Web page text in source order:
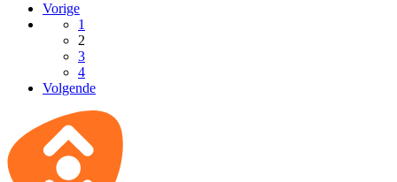
Vorige
1
2
3
4
Volgende